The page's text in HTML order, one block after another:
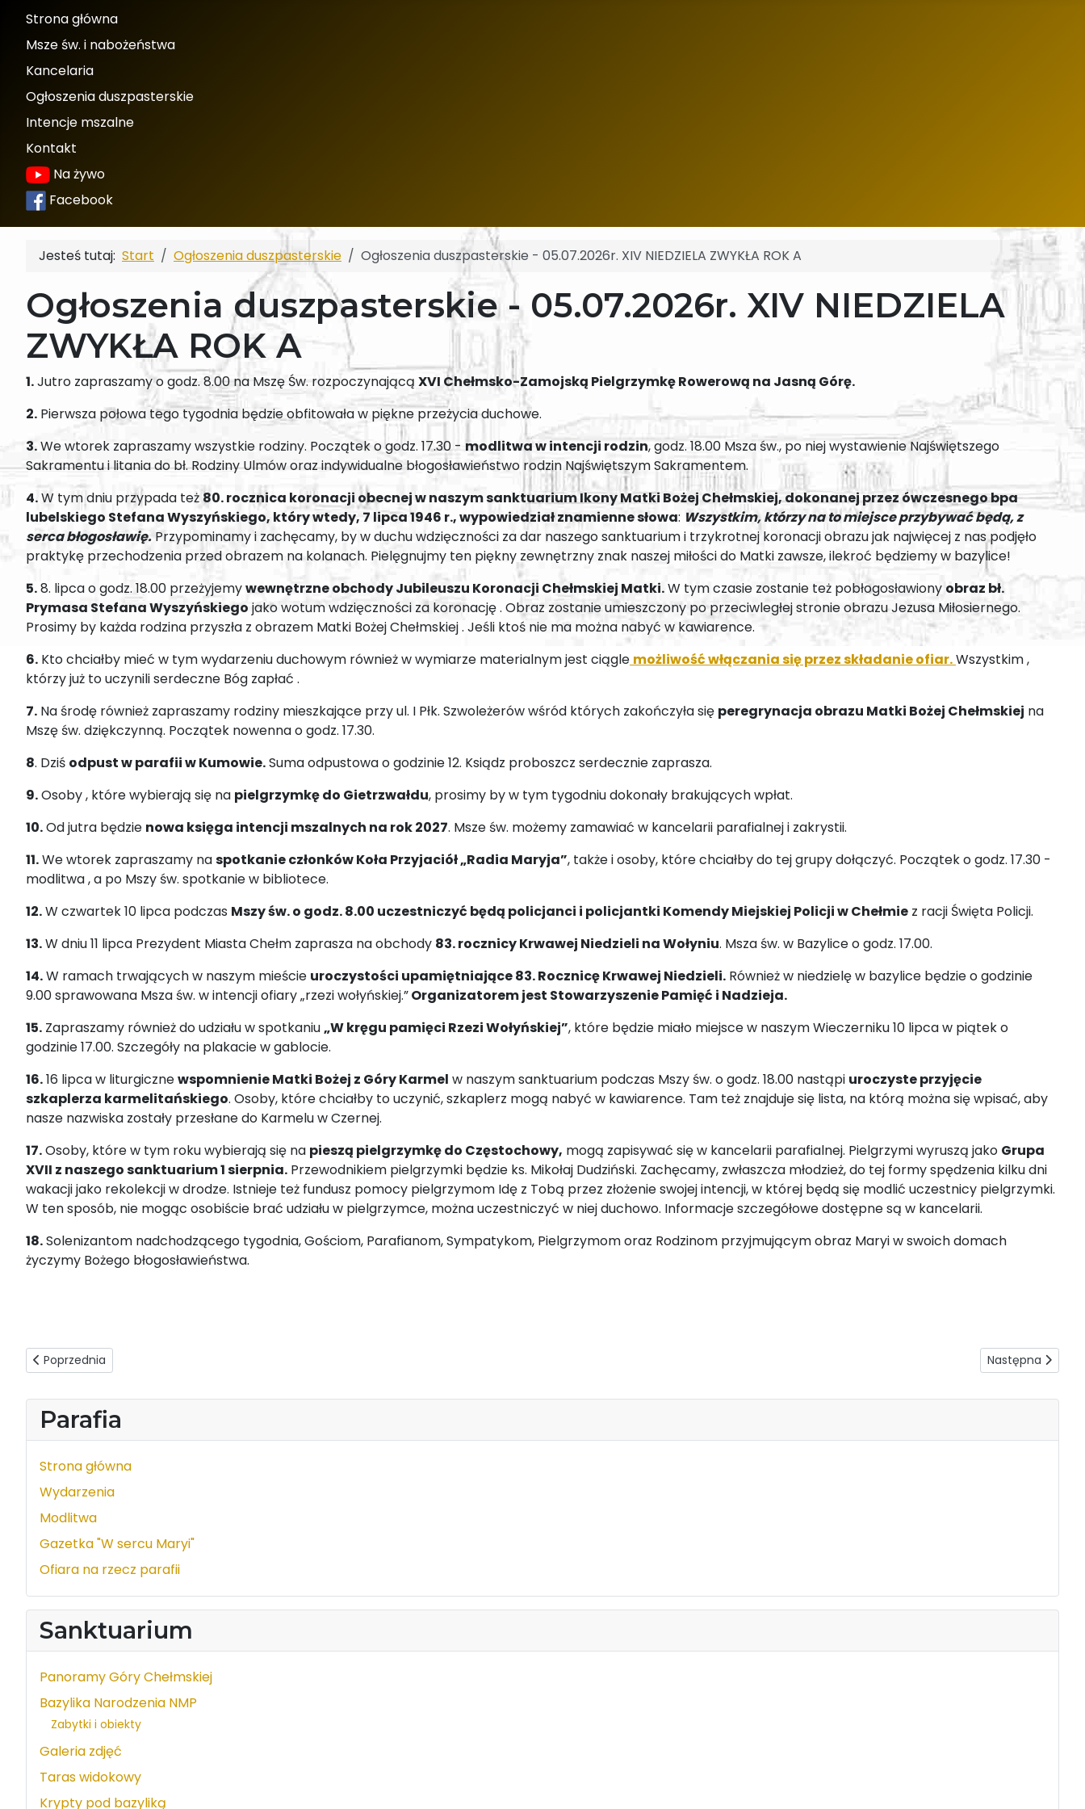
Strona główna
Msze św. i nabożeństwa
Kancelaria
Ogłoszenia duszpasterskie
Intencje mszalne
Kontakt
Na żywo
Facebook
Parafia
Strona główna
Wydarzenia
Modlitwa
Gazetka "W sercu Maryi"
Ofiara na rzecz parafii
Sanktuarium
Panoramy Góry Chełmskiej
Bazylika Narodzenia NMP
Zabytki i obiekty
Galeria zdjęć
Taras widokowy
Krypty pod bazyliką
Jesteś tutaj: Start Ogłoszenia duszpasterskie Ogłoszenia duszpasterskie - 05.07.2026r. XIV NIEDZIELA ZWYKŁA ROK A
Ogłoszenia duszpasterskie - 05.07.2026r. XIV NIEDZIELA
ZWYKŁA ROK A
1.Jutro zapraszamy o godz. 8.00 na Mszę Św. rozpoczynającą XVI Chełmsko-Zamojską Pielgrzymkę Rowerową na Jasną Górę.
2. Pierwsza połowa tego tygodnia będzie obfitowała w piękne przeżycia duchowe.
3.We wtorek zapraszamy wszystkie rodziny. Początek o godz. 17.30 - modlitwa w intencji rodzin, godz. 18.00 Msza św., po niej wystawienie Najświętszego
Sakramentu i litania do bł. Rodziny Ulmów oraz indywidualne błogosławieństwo rodzin Najświętszym Sakramentem.
4.W tym dniu przypada też80. rocznica koronacji obecnej w naszym sanktuarium Ikony Matki Bożej Chełmskiej, dokonanej przez ówczesnego bpa
lubelskiego Stefana Wyszyńskiego, który wtedy, 7 lipca 1946 r., wypowiedział znamienne słowa: Wszystkim, którzy na to miejsce przybywać będą, z
serca błogosławię.Przypominamy i zachęcamy, by w duchu wdzięczności za dar naszego sanktuarium i trzykrotnej koronacji obrazu jak najwięcej z nas podjęło
praktykę przechodzenia przed obrazem na kolanach. Pielęgnujmy ten piękny zewnętrzny znak naszej miłości do Matki zawsze, ilekroć będziemy w bazylice!
5.8. lipca o godz. 18.00 przeżyjemywewnętrzne obchody Jubileuszu Koronacji Chełmskiej Matki.W tym czasie zostanie też pobłogosławiony obraz bł.
Prymasa Stefana Wyszyńskiego jako wotum wdzięczności za koronację . Obraz zostanie umieszczony po przeciwległej stronie obrazu Jezusa Miłosiernego.
Prosimy by każda rodzina przyszła z obrazem Matki Bożej Chełmskiej . Jeśli ktoś nie ma można nabyć w kawiarence.
6. Kto chciałby mieć w tym wydarzeniu duchowym również w wymiarze materialnym jest ciągle możliwość włączania się przez składanie ofiar.Wszystkim ,
którzy już to uczynili serdeczne Bóg zapłać .
7. Na środę również zapraszamy rodziny mieszkające przy ul. I Płk. Szwoleżerów wśród których zakończyła się peregrynacja obrazu Matki Bożej Chełmskiej na
Mszę św. dziękczynną. Początek nowenna o godz. 17.30.
8. Dziś odpust w parafii w Kumowie.Suma odpustowa o godzinie 12. Ksiądz proboszcz serdecznie zaprasza.
9.Osoby , które wybierają się na pielgrzymkę do Gietrzwałdu, prosimy by w tym tygodniu dokonały brakujących wpłat.
10.Od jutra będzie nowa księga intencji mszalnych na rok 2027. Msze św. możemy zamawiać w kancelarii parafialnej i zakrystii.
11.We wtorek zapraszamy naspotkanie członków Koła Przyjaciół „Radia Maryja”, także i osoby, które chciałby do tej grupy dołączyć. Początek o godz. 17.30 -
modlitwa , a po Mszy św. spotkanie w bibliotece.
12.W czwartek 10 lipca podczas Mszy św. o godz. 8.00 uczestniczyć będą policjanci i policjantki Komendy Miejskiej Policji w Chełmie z racji Święta Policji.
13.W dniu 11 lipca Prezydent Miasta Chełm zaprasza na obchody 83. rocznicy Krwawej Niedzieli na Wołyniu. Msza św. w Bazylice o godz. 17.00.
14.W ramach trwających w naszym mieście uroczystości upamiętniające 83. Rocznicę Krwawej Niedzieli. Również w niedzielę w bazylice będzie o godzinie
9.00 sprawowana Msza św. w intencji ofiary „rzezi wołyńskiej.”Organizatorem jest Stowarzyszenie Pamięć i Nadzieja.
15. Zapraszamy również do udziału w spotkaniu„W kręgu pamięci Rzezi Wołyńskiej”, które będzie miało miejsce w naszym Wieczerniku 10 lipca w piątek o
godzinie 17.00. Szczegóły na plakacie w gablocie.
16.16 lipca w liturgicznewspomnienie Matki Bożej z Góry Karmel w naszym sanktuarium podczas Mszy św. o godz. 18.00 nastąpi uroczyste przyjęcie
szkaplerza karmelitańskiego. Osoby, które chciałby to uczynić, szkaplerz mogą nabyć w kawiarence. Tam też znajduje się lista, na którą można się wpisać, aby
nasze nazwiska zostały przesłane do Karmelu w Czernej.
17.Osoby, które w tym roku wybierają się na pieszą pielgrzymkę do Częstochowy, mogą zapisywać się w kancelarii parafialnej. Pielgrzymi wyruszą jako Grupa
XVII z naszego sanktuarium 1 sierpnia. Przewodnikiem pielgrzymki będzie ks. Mikołaj Dudziński. Zachęcamy, zwłaszcza młodzież, do tej formy spędzenia kilku dni
wakacji jako rekolekcji w drodze. Istnieje też fundusz pomocy pielgrzymom Idę z Tobą przez złożenie swojej intencji, w której będą się modlić uczestnicy pielgrzymki.
W ten sposób, nie mogąc osobiście brać udziału w pielgrzymce, można uczestniczyć w niej duchowo. Informacje szczegółowe dostępne są w kancelarii.
18.Solenizantom nadchodzącego tygodnia, Gościom, Parafianom, Sympatykom, Pielgrzymom oraz Rodzinom przyjmującym obraz Maryi w swoich domach
życzymy Bożego błogosławieństwa.
Poprzednia strona: Ogłoszenia duszpasterskie - 12.07.2026r. XV NIEDZIELA ZWYKŁA ROK A
Poprzednia Następna strona:
Następna